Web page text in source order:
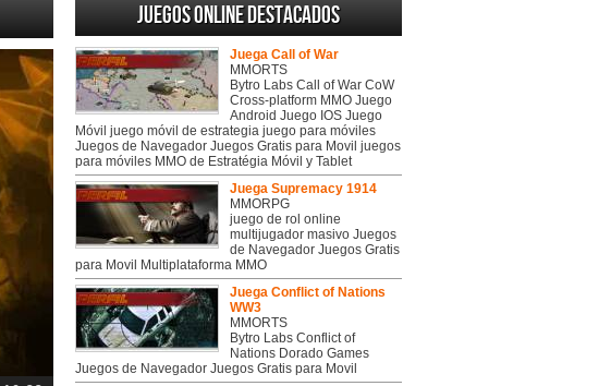
Juegos online destacados
Juega Call of War
MMORTS
Bytro Labs Call of War CoW
Cross-platform MMO Juego
Android Juego IOS Juego
Móvil juego móvil de estrategia juego para móviles
Juegos de Navegador Juegos Gratis para Movil juegos
para móviles MMO de Estratégia Móvil y Tablet
Juega Supremacy 1914
MMORPG
juego de rol online
multijugador masivo Juegos
de Navegador Juegos Gratis
para Movil Multiplataforma MMO
Juega Conflict of Nations
WW3
MMORTS
Bytro Labs Conflict of
Nations Dorado Games
Juegos de Navegador Juegos Gratis para Movil